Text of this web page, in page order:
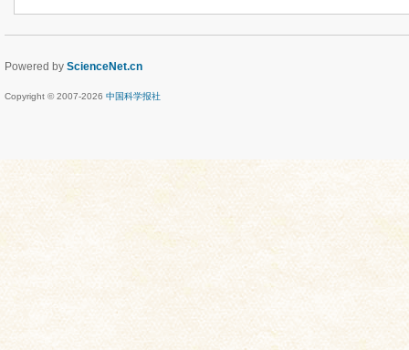
Powered by ScienceNet.cn
Copyright © 2007-2026 中国科学报社